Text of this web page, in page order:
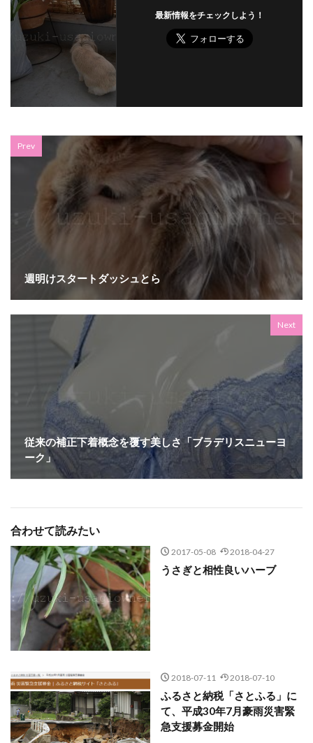
最新情報をチェックしよう！
Prev
週明けスタートダッシュとら
Next
従来の補正下着概念を覆す美しさ「ブラデリスニューヨ
ーク」
合わせて読みたい
2017-05-08 2018-04-27
うさぎと相性良いハーブ
2018-07-11 2018-07-10
ふるさと納税「さとふる」に
て、平成30年7月豪雨災害緊
急支援募金開始